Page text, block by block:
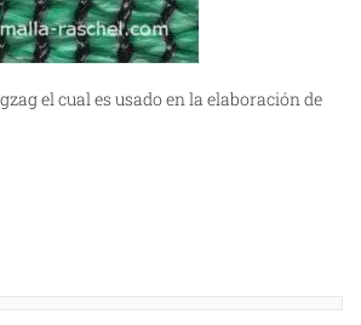
el cual es usado en la elaboración de